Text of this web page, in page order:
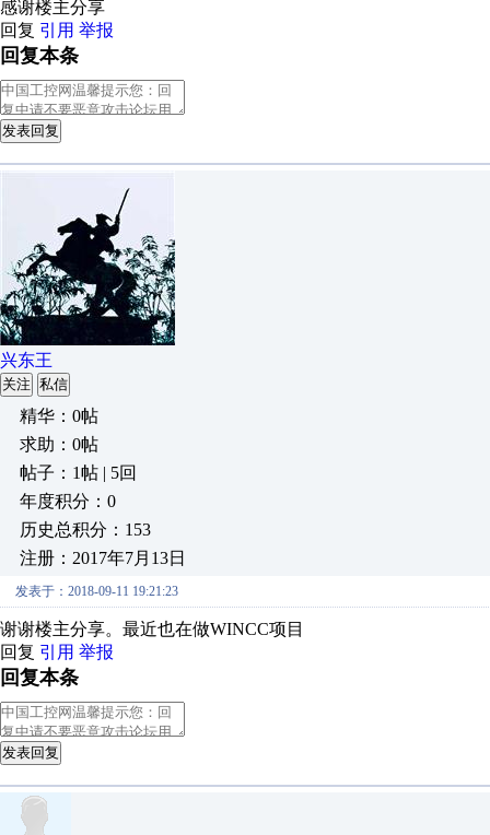
感谢楼主分享
回复 引用 举报
回复本条
发表回复
兴东王
关注 私信
精华：0帖
求助：0帖
帖子：1帖 | 5回
年度积分：0
历史总积分：153
注册：2017年7月13日
发表于：2018-09-11 19:21:23
谢谢楼主分享。最近也在做WINCC项目
回复 引用 举报
回复本条
发表回复